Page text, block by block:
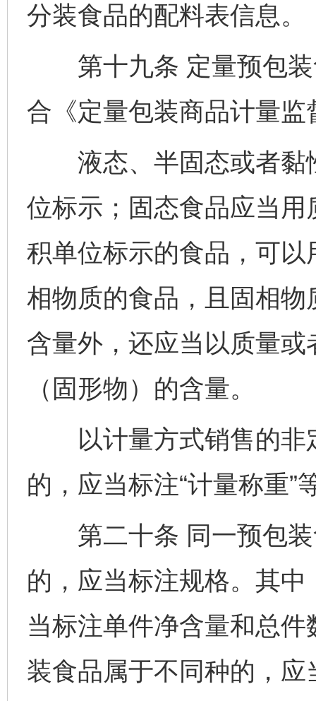
分装食品的配料表信息。
第十九条 定量预包装
合《定量包装商品计量
液态、半固态或者黏
位标示；固态食品应当
积单位标示的食品，可
相物质的食品，且固相
含量外，还应当以质量
（固形物）的含量。
以计量方式销售的非
的，应当标注“计量称重”
第二十条 同一预包装
的，应当标注规格。其
当标注单件净含量和总
装食品属于不同种的，